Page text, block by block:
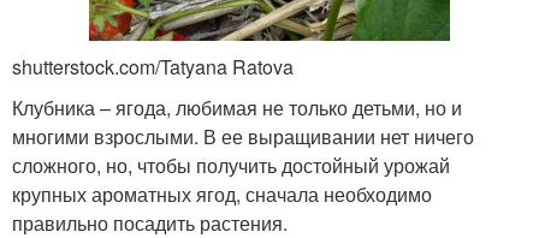
shutterstock.com/Tatyana Ratova
Клубника – ягода, любимая не только детьми, но и
многими взрослыми. В ее выращивании нет ничего
сложного, но, чтобы получить достойный урожай
крупных ароматных ягод, сначала необходимо
правильно посадить растения.